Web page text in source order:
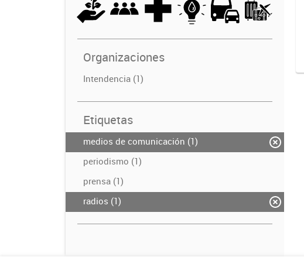
Organizaciones
Intendencia (1)
Etiquetas
medios de comunicación (1)
periodismo (1)
prensa (1)
radios (1)